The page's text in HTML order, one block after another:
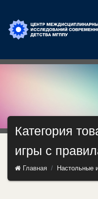
Категория
игры с
Главная Настольные